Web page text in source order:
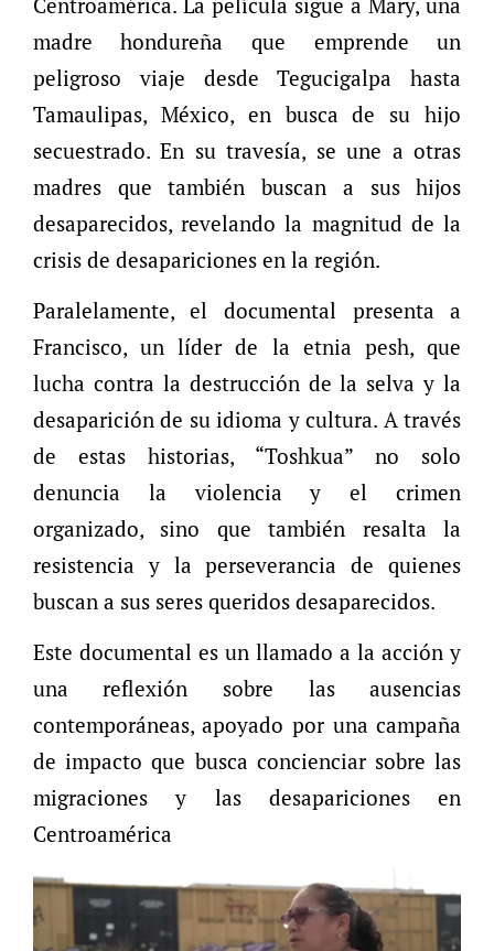
Centroamérica. La película sigue a Mary, una
madre hondureña que emprende un
peligroso viaje desde Tegucigalpa hasta
Tamaulipas, México, en busca de su hijo
secuestrado. En su travesía, se une a otras
madres que también buscan a sus hijos
desaparecidos, revelando la magnitud de la
crisis de desapariciones en la región.
Paralelamente, el documental presenta a
Francisco, un líder de la etnia pesh, que
lucha contra la destrucción de la selva y la
desaparición de su idioma y cultura. A través
de estas historias, “Toshkua” no solo
denuncia la violencia y el crimen
organizado, sino que también resalta la
resistencia y la perseverancia de quienes
buscan a sus seres queridos desaparecidos.
Este documental es un llamado a la acción y
una reflexión sobre las ausencias
contemporáneas, apoyado por una campaña
de impacto que busca concienciar sobre las
migraciones y las desapariciones en
Centroamérica